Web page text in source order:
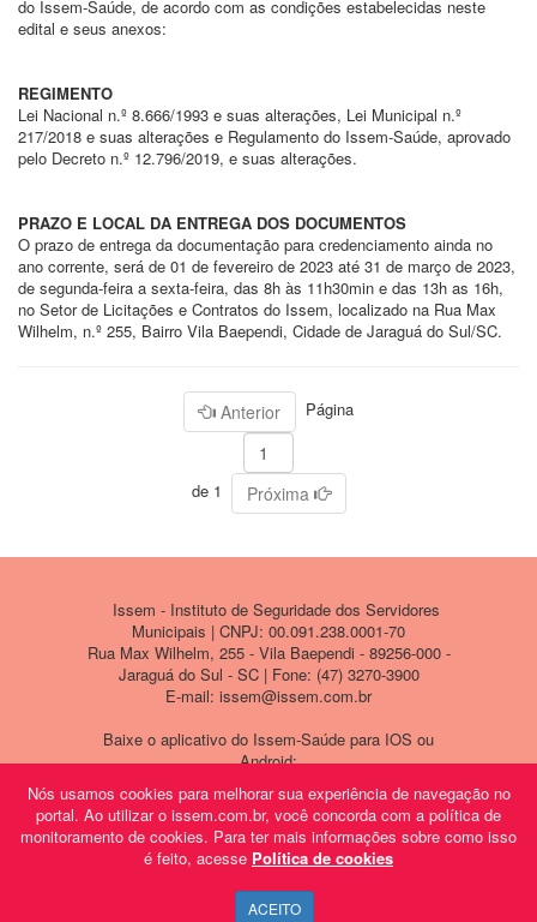
Nós usamos cookies para melhorar sua experiência de navegação no
portal. Ao utilizar o issem.com.br, você concorda com a política de
monitoramento de cookies. Para ter mais informações sobre como isso
é feito, acesse Política de cookies
ACEITO
do Issem-Saúde, de acordo com as condições estabelecidas neste
edital e seus anexos:
REGIMENTO
Lei Nacional n.º 8.666/1993 e suas alterações, Lei Municipal n.º
217/2018 e suas alterações e Regulamento do Issem-Saúde, aprovado
pelo Decreto n.º 12.796/2019, e suas alterações.
PRAZO E LOCAL DA ENTREGA DOS DOCUMENTOS
O prazo de entrega da documentação para credenciamento ainda no
ano corrente, será de 01 de fevereiro de 2023 até 31 de março de 2023,
de segunda-feira a sexta-feira, das 8h às 11h30min e das 13h as 16h,
no Setor de Licitações e Contratos do Issem, localizado na Rua Max
Wilhelm, n.º 255, Bairro Vila Baependi, Cidade de Jaraguá do Sul/SC.
Anterior Página
de 1 Próxima
Issem - Instituto de Seguridade dos Servidores
Municipais | CNPJ: 00.091.238.0001-70
Rua Max Wilhelm, 255 - Vila Baependi - 89256-000 -
Jaraguá do Sul - SC | Fone: (47) 3270-3900
E-mail: issem@issem.com.br
Baixe o aplicativo do Issem-Saúde para IOS ou
Android: